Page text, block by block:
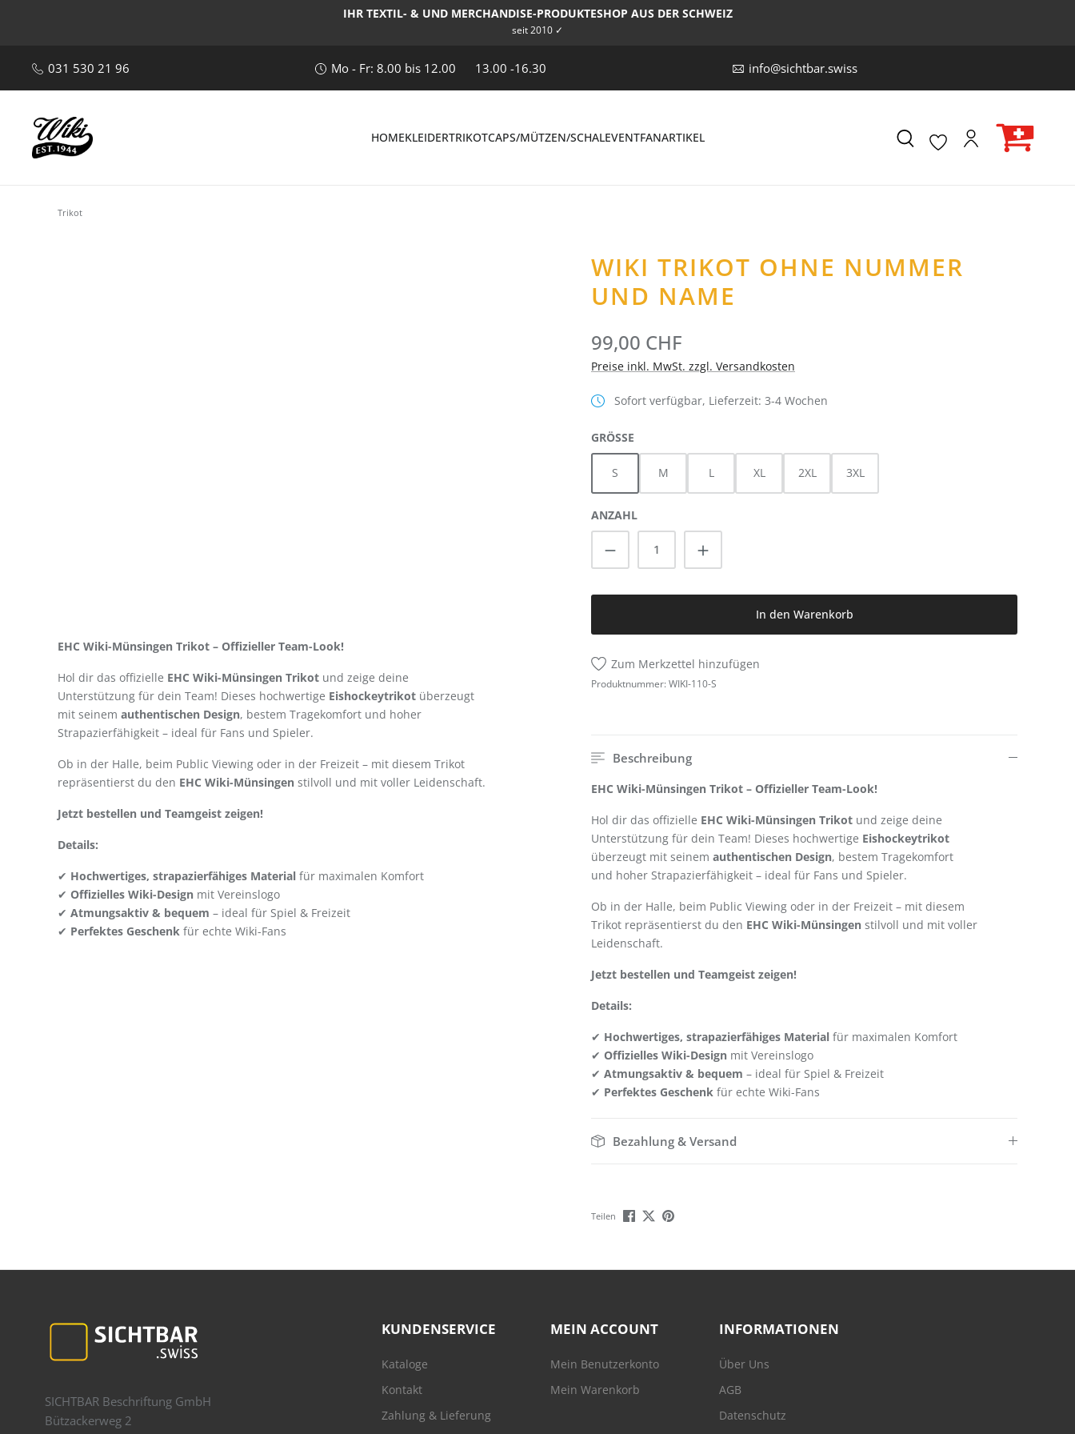
IHR TEXTIL- & UND MERCHANDISE-PRODUKTESHOP AUS DER SCHWEIZ
seit 2010 ✓
031 530 21 96 Mo - Fr: 8.00 bis 12.00 13.00 -16.30 info@sichtbar.swiss
HOMEKLEIDERTRIKOTCAPS/MÜTZEN/SCHALEVENTFANARTIKEL
Trikot
EHC Wiki-Münsingen Trikot – Offizieller Team-Look!
Hol dir das offizielle EHC Wiki-Münsingen Trikot und zeige deine
Unterstützung für dein Team! Dieses hochwertige Eishockeytrikot überzeugt
mit seinem authentischen Design, bestem Tragekomfort und hoher
Strapazierfähigkeit – ideal für Fans und Spieler.
Ob in der Halle, beim Public Viewing oder in der Freizeit – mit diesem Trikot
repräsentierst du den EHC Wiki-Münsingen stilvoll und mit voller Leidenschaft.
Jetzt bestellen und Teamgeist zeigen!
Details:
✔ Hochwertiges, strapazierfähiges Material für maximalen Komfort
✔ Offizielles Wiki-Design mit Vereinslogo
✔ Atmungsaktiv & bequem – ideal für Spiel & Freizeit
✔ Perfektes Geschenk für echte Wiki-Fans
WIKI TRIKOT OHNE NUMMER
UND NAME
99,00 CHF
Preise inkl. MwSt. zzgl. Versandkosten
Sofort verfügbar, Lieferzeit: 3-4 Wochen
GRÖSSE
S M L XL 2XL 3XL
ANZAHL
Produkt Anzahl: Gib den gewünschten Wert ein
In den Warenkorb
Zum Merkzettel hinzufügen
Produktnummer: WIKI-110-S
Beschreibung
EHC Wiki-Münsingen Trikot – Offizieller Team-Look!
Hol dir das offizielle EHC Wiki-Münsingen Trikot und zeige deine
Unterstützung für dein Team! Dieses hochwertige Eishockeytrikot
überzeugt mit seinem authentischen Design, bestem Tragekomfort
und hoher Strapazierfähigkeit – ideal für Fans und Spieler.
Ob in der Halle, beim Public Viewing oder in der Freizeit – mit diesem
Trikot repräsentierst du den EHC Wiki-Münsingen stilvoll und mit voller
Leidenschaft.
Jetzt bestellen und Teamgeist zeigen!
Details:
✔ Hochwertiges, strapazierfähiges Material für maximalen Komfort
✔ Offizielles Wiki-Design mit Vereinslogo
✔ Atmungsaktiv & bequem – ideal für Spiel & Freizeit
✔ Perfektes Geschenk für echte Wiki-Fans
Bezahlung & Versand
Teilen
SICHTBAR Beschriftung GmbH
Bützackerweg 2
KUNDENSERVICE
Kataloge
Kontakt
Zahlung & Lieferung
MEIN ACCOUNT
Mein Benutzerkonto
Mein Warenkorb
INFORMATIONEN
Über Uns
AGB
Datenschutz